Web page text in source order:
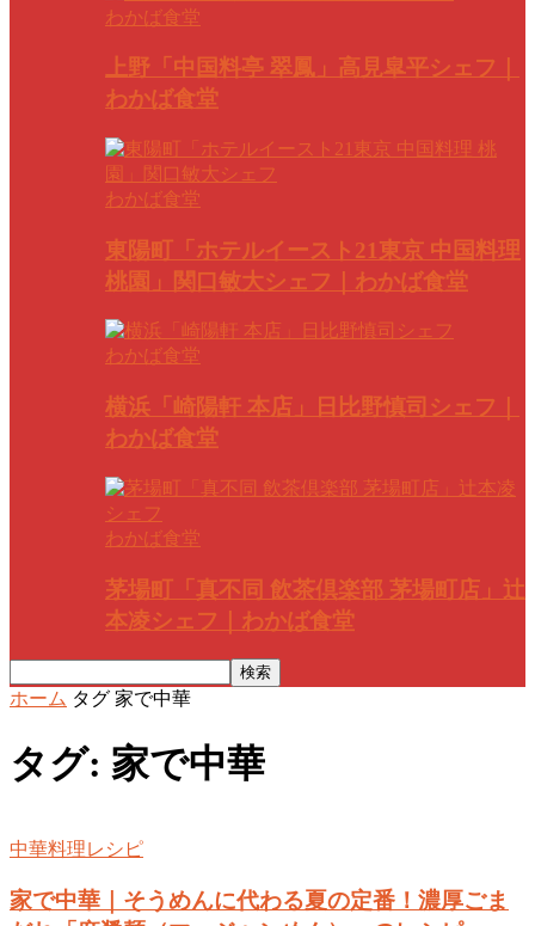
わかば食堂
上野「中国料亭 翠鳳」高見皐平シェフ｜
わかば食堂
わかば食堂
東陽町「ホテルイースト21東京 中国料理
桃園」関口敏大シェフ｜わかば食堂
わかば食堂
横浜「崎陽軒 本店」日比野慎司シェフ｜
わかば食堂
わかば食堂
茅場町「真不同 飲茶倶楽部 茅場町店」辻
本凌シェフ｜わかば食堂
ホーム タグ 家で中華
タグ: 家で中華
中華料理レシピ
家で中華｜そうめんに代わる夏の定番！濃厚ごま